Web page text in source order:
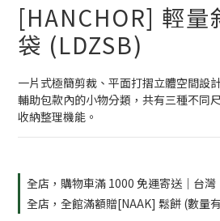
[HANCHOR] 輕量
袋 (LDZSB)
一片式極簡剪裁、平面打摺立體空間設
輔助包款內的小物分類，共有三種不同
收納整理機能。
全店，購物車滿 1000 免運寄送｜台灣
全店，全館滿額贈[NAAK] 鬆餅 (數量